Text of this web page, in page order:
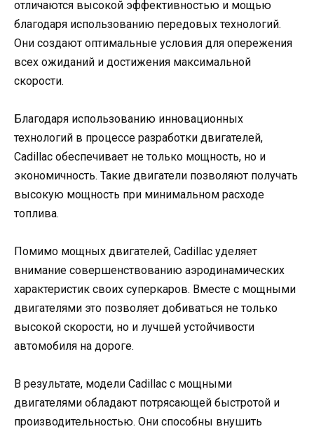
отличаются высокой эффективностью и мощью
благодаря использованию передовых технологий.
Они создают оптимальные условия для опережения
всех ожиданий и достижения максимальной
скорости.
Благодаря использованию инновационных
технологий в процессе разработки двигателей,
Cadillac обеспечивает не только мощность, но и
экономичность. Такие двигатели позволяют получать
высокую мощность при минимальном расходе
топлива.
Помимо мощных двигателей, Cadillac уделяет
внимание совершенствованию аэродинамических
характеристик своих суперкаров. Вместе с мощными
двигателями это позволяет добиваться не только
высокой скорости, но и лучшей устойчивости
автомобиля на дороге.
В результате, модели Cadillac с мощными
двигателями обладают потрясающей быстротой и
производительностью. Они способны внушить